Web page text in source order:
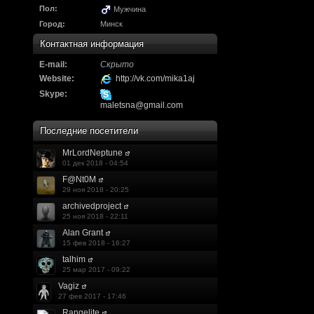
https://discord.gg/
F@Nt0M
А попробуем-ка мы
до анонса...
Kadzicy : а ещо можна крч
F@Nt0M
Пол:
Мужчина
Город:
Минск
Контактная информация
E-mail:
Скрыто
Website:
http://vk.com/mika1aj
Skype:
maletsna@gmail.com
Последние посетители
MrLordNeptune
01 дек 2018 - 04:54
F@Nt0M
29 ноя 2018 - 20:25
archivedproject
25 ноя 2018 - 22:11
Alan Grant
15 фев 2018 - 16:27
talhim
25 мар 2017 - 09:22
Vagiz
27 фев 2017 - 17:46